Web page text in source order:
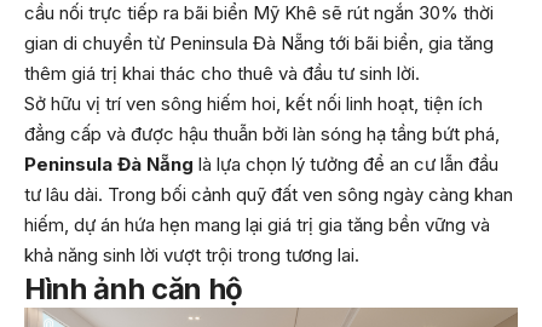
cầu nối trực tiếp ra bãi biển Mỹ Khê sẽ rút ngắn 30% thời
gian di chuyển từ Peninsula Đà Nẵng tới bãi biển, gia tăng
thêm giá trị khai thác cho thuê và đầu tư sinh lời.
Sở hữu vị trí ven sông hiếm hoi, kết nối linh hoạt, tiện ích
đẳng cấp và được hậu thuẫn bởi làn sóng hạ tầng bứt phá,
Peninsula Đà Nẵng là lựa chọn lý tưởng để an cư lẫn đầu
tư lâu dài. Trong bối cảnh quỹ đất ven sông ngày càng khan
hiếm, dự án hứa hẹn mang lại giá trị gia tăng bền vững và
khả năng sinh lời vượt trội trong tương lai.
Hình ảnh căn hộ